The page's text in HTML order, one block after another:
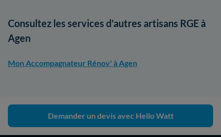
Consultez les services d'autres artisans RGE à
Agen
Mon Accompagnateur Rénov' à Agen
Demander un devis avec Hello Watt